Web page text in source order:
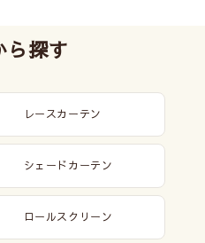
ら探す
レースカーテン
シェードカーテン
ロールスクリーン